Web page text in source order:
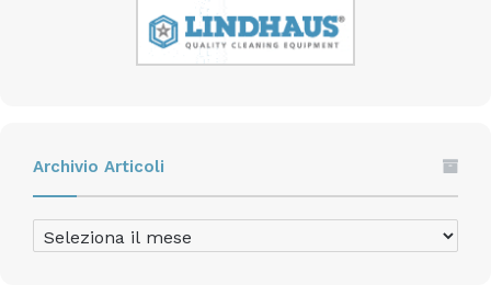
Archivio Articoli
Archivio
Articoli